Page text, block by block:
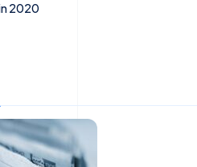
2020